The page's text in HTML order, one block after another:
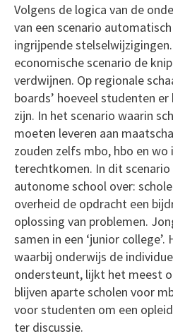
Volgens de logica van de
van een scenario
ingrijpende
economische scenario de
verdwijnen. Op regionale
boards’ hoeveel studenten
zijn. In het scenario waarin
moeten leveren aan
zouden zelfs mbo, hbo en wo
terechtkomen. In dit
autonome school over:
overheid de opdracht een
oplossing van problemen.
samen in een ‘junior
waarbij onderwijs de
ondersteunt, lijkt het meest
blijven aparte scholen voor
voor studenten om een
ter discussie.